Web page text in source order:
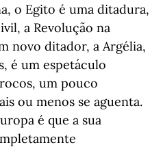
o Egito é uma ditadura,
a Revolução na
novo ditador, a Argélia,
é um espetáculo
um pouco
ou menos se aguenta.
é que a sua